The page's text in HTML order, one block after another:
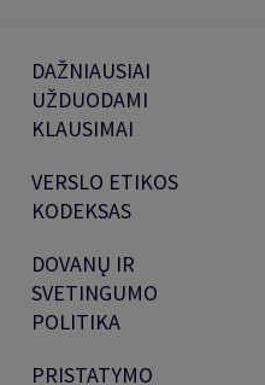
DAŽNIAUSIAI
UŽDUODAMI
KLAUSIMAI
VERSLO ETIKOS
KODEKSAS
DOVANŲ IR
SVETINGUMO
POLITIKA
PRISTATYMO